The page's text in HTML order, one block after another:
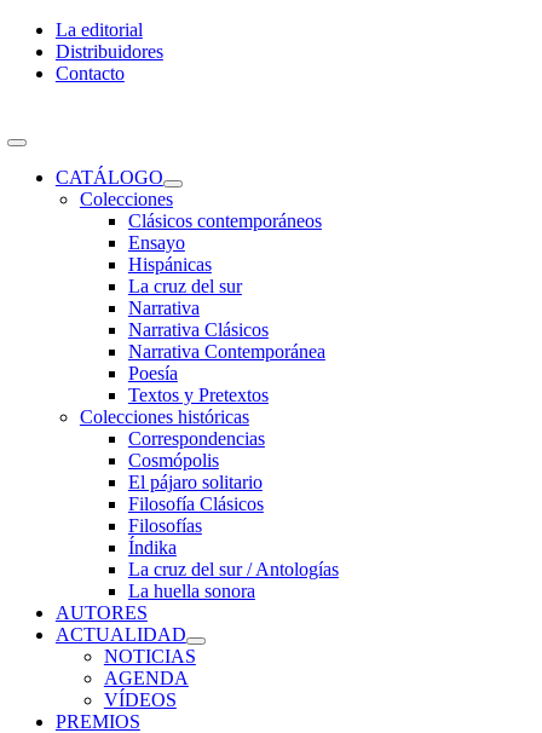
Skip
content
La editorial
Distribuidores
Contacto
Toggle
NavigationCATÁLOGO
Colecciones
Clásicos contemporáneos
Ensayo
Hispánicas
La cruz del sur
Narrativa
Narrativa Clásicos
Narrativa Contemporánea
Poesía
Textos y Pretextos
Colecciones históricas
Correspondencias
Cosmópolis
El pájaro solitario
Filosofía Clásicos
Filosofías
Índika
La cruz del sur / Antologías
La huella sonora
AUTORES
ACTUALIDAD
NOTICIAS
AGENDA
VÍDEOS
PREMIOS